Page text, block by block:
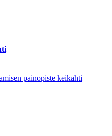
painopiste keikahti